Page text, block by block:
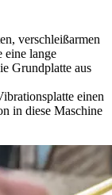
verschleißarmen
eine lange
Grundplatte aus
einen
in diese Maschine